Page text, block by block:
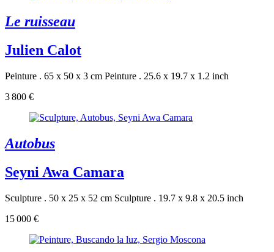
Le ruisseau
Julien Calot
Peinture . 65 x 50 x 3 cm Peinture . 25.6 x 19.7 x 1.2 inch
3 800 €
Autobus
Seyni Awa Camara
Sculpture . 50 x 25 x 52 cm Sculpture . 19.7 x 9.8 x 20.5 inch
15 000 €